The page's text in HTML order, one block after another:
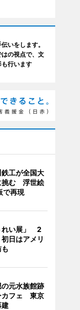
いをします。
はの視点で、文
行います
工が全国大
挑む 浮世絵
で再現
れい展」 2
日はアメリ
元水族館跡
カフェ 東京